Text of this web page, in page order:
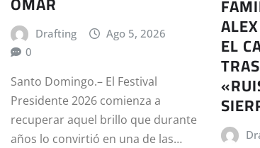
Drafting
Ago 5, 2026
0
Santo Domingo.– El Festival
Presidente 2026 comienza a
recuperar aquel brillo que durante
años lo convirtió en una de las…
EL